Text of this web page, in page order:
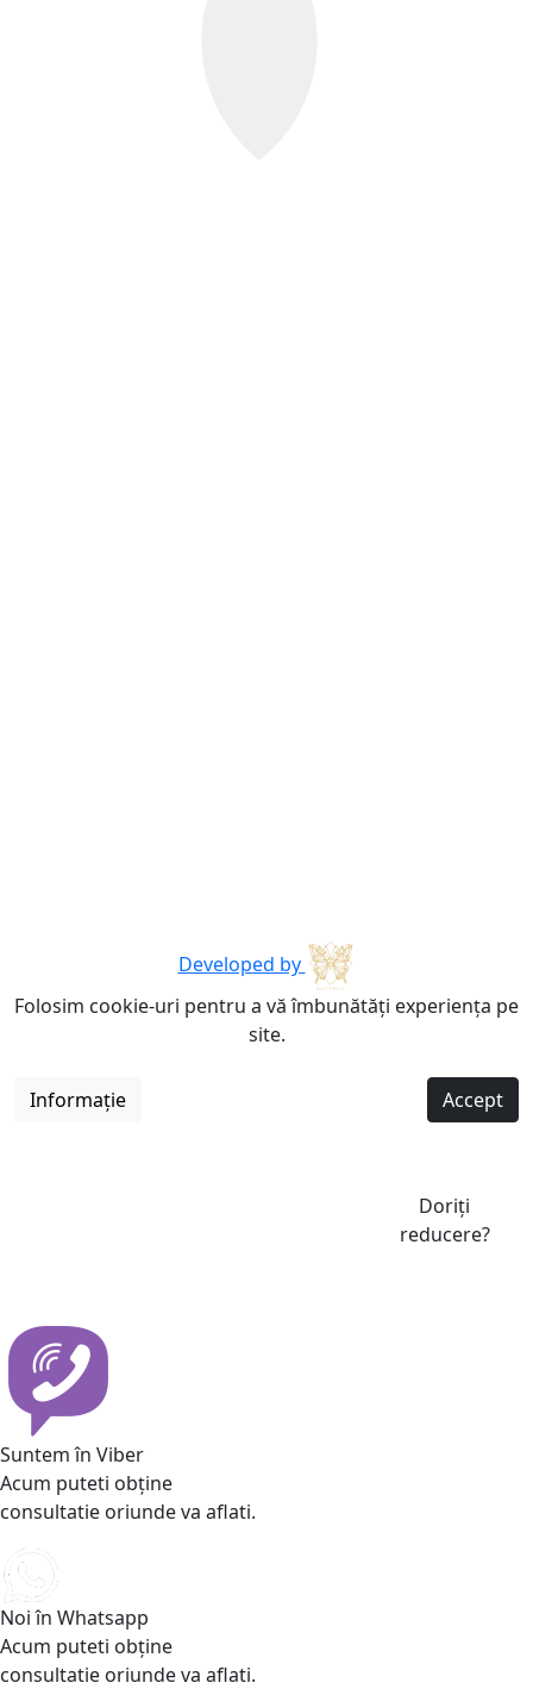
Developed by
Folosim cookie-uri pentru a vă îmbunătăți experiența pe
site.
Informație Accept
Doriți
reducere?
Suntem în Viber
Acum puteti obține
consultatie oriunde va aflati.
Noi în Whatsapp
Acum puteti obține
consultatie oriunde va aflati.